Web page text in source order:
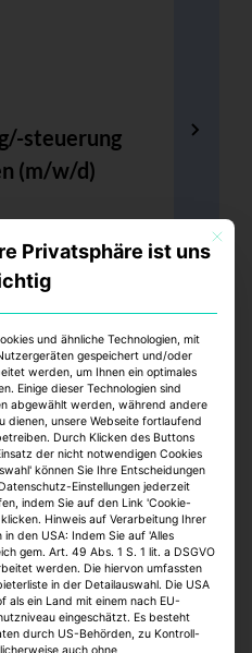
steuerung
(m/w/d)
w/d) / Leasing
GmbH
Mit
Privatsphäre ist uns
und ähnliche Technologien, mit
gespeichert und/oder
werden, um Ihnen ein optimales
Einige dieser Technologien sind
abgewählt werden, während andere
dienen, unsere Webseite fortlaufend
Durch Klicken des Buttons
der nicht notwendigen Cookies
können Sie Ihre Entscheidungen
Einstellungen jederzeit
indem Sie auf den Link 'Cookie-
Hinweis auf Verarbeitung Ihrer
den USA: Indem Sie auf 'Alles
gem. Art. 49 Abs. 1 S. 1 lit. a DSGVO
werden. Die hiervon umfassten
in der Detailauswahl. Die USA
als ein Land mit einem nach EU-
eingeschätzt. Es besteht
durch US-Behörden, zu Kontroll-